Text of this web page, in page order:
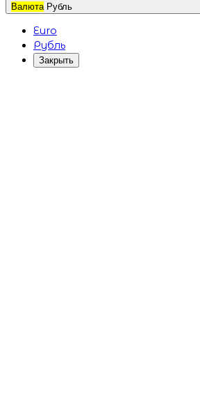
Валюта Рубль
Euro
Рубль
Закрыть